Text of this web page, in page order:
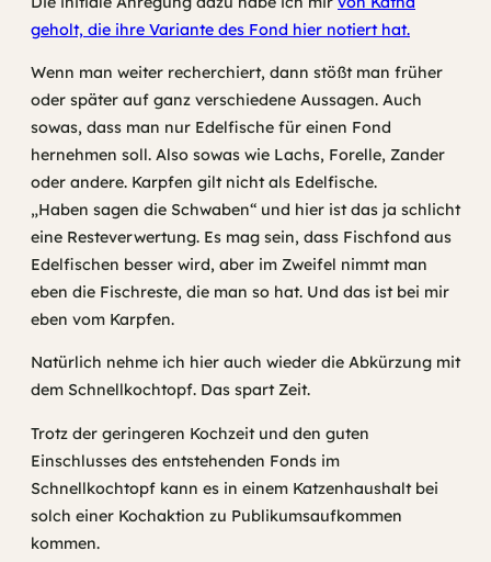
geholt, die ihre Variante des Fond hier notiert hat.
Wenn man weiter recherchiert, dann stößt man früher
oder später auf ganz verschiedene Aussagen. Auch
sowas, dass man nur Edelfische für einen Fond
hernehmen soll. Also sowas wie Lachs, Forelle, Zander
oder andere. Karpfen gilt nicht als Edelfische.
„Haben sagen die Schwaben“ und hier ist das ja schlicht
eine Resteverwertung. Es mag sein, dass Fischfond aus
Edelfischen besser wird, aber im Zweifel nimmt man
eben die Fischreste, die man so hat. Und das ist bei mir
eben vom Karpfen.
Natürlich nehme ich hier auch wieder die Abkürzung mit
dem Schnellkochtopf. Das spart Zeit.
Trotz der geringeren Kochzeit und den guten
Einschlusses des entstehenden Fonds im
Schnellkochtopf kann es in einem Katzenhaushalt bei
solch einer Kochaktion zu Publikumsaufkommen
kommen.